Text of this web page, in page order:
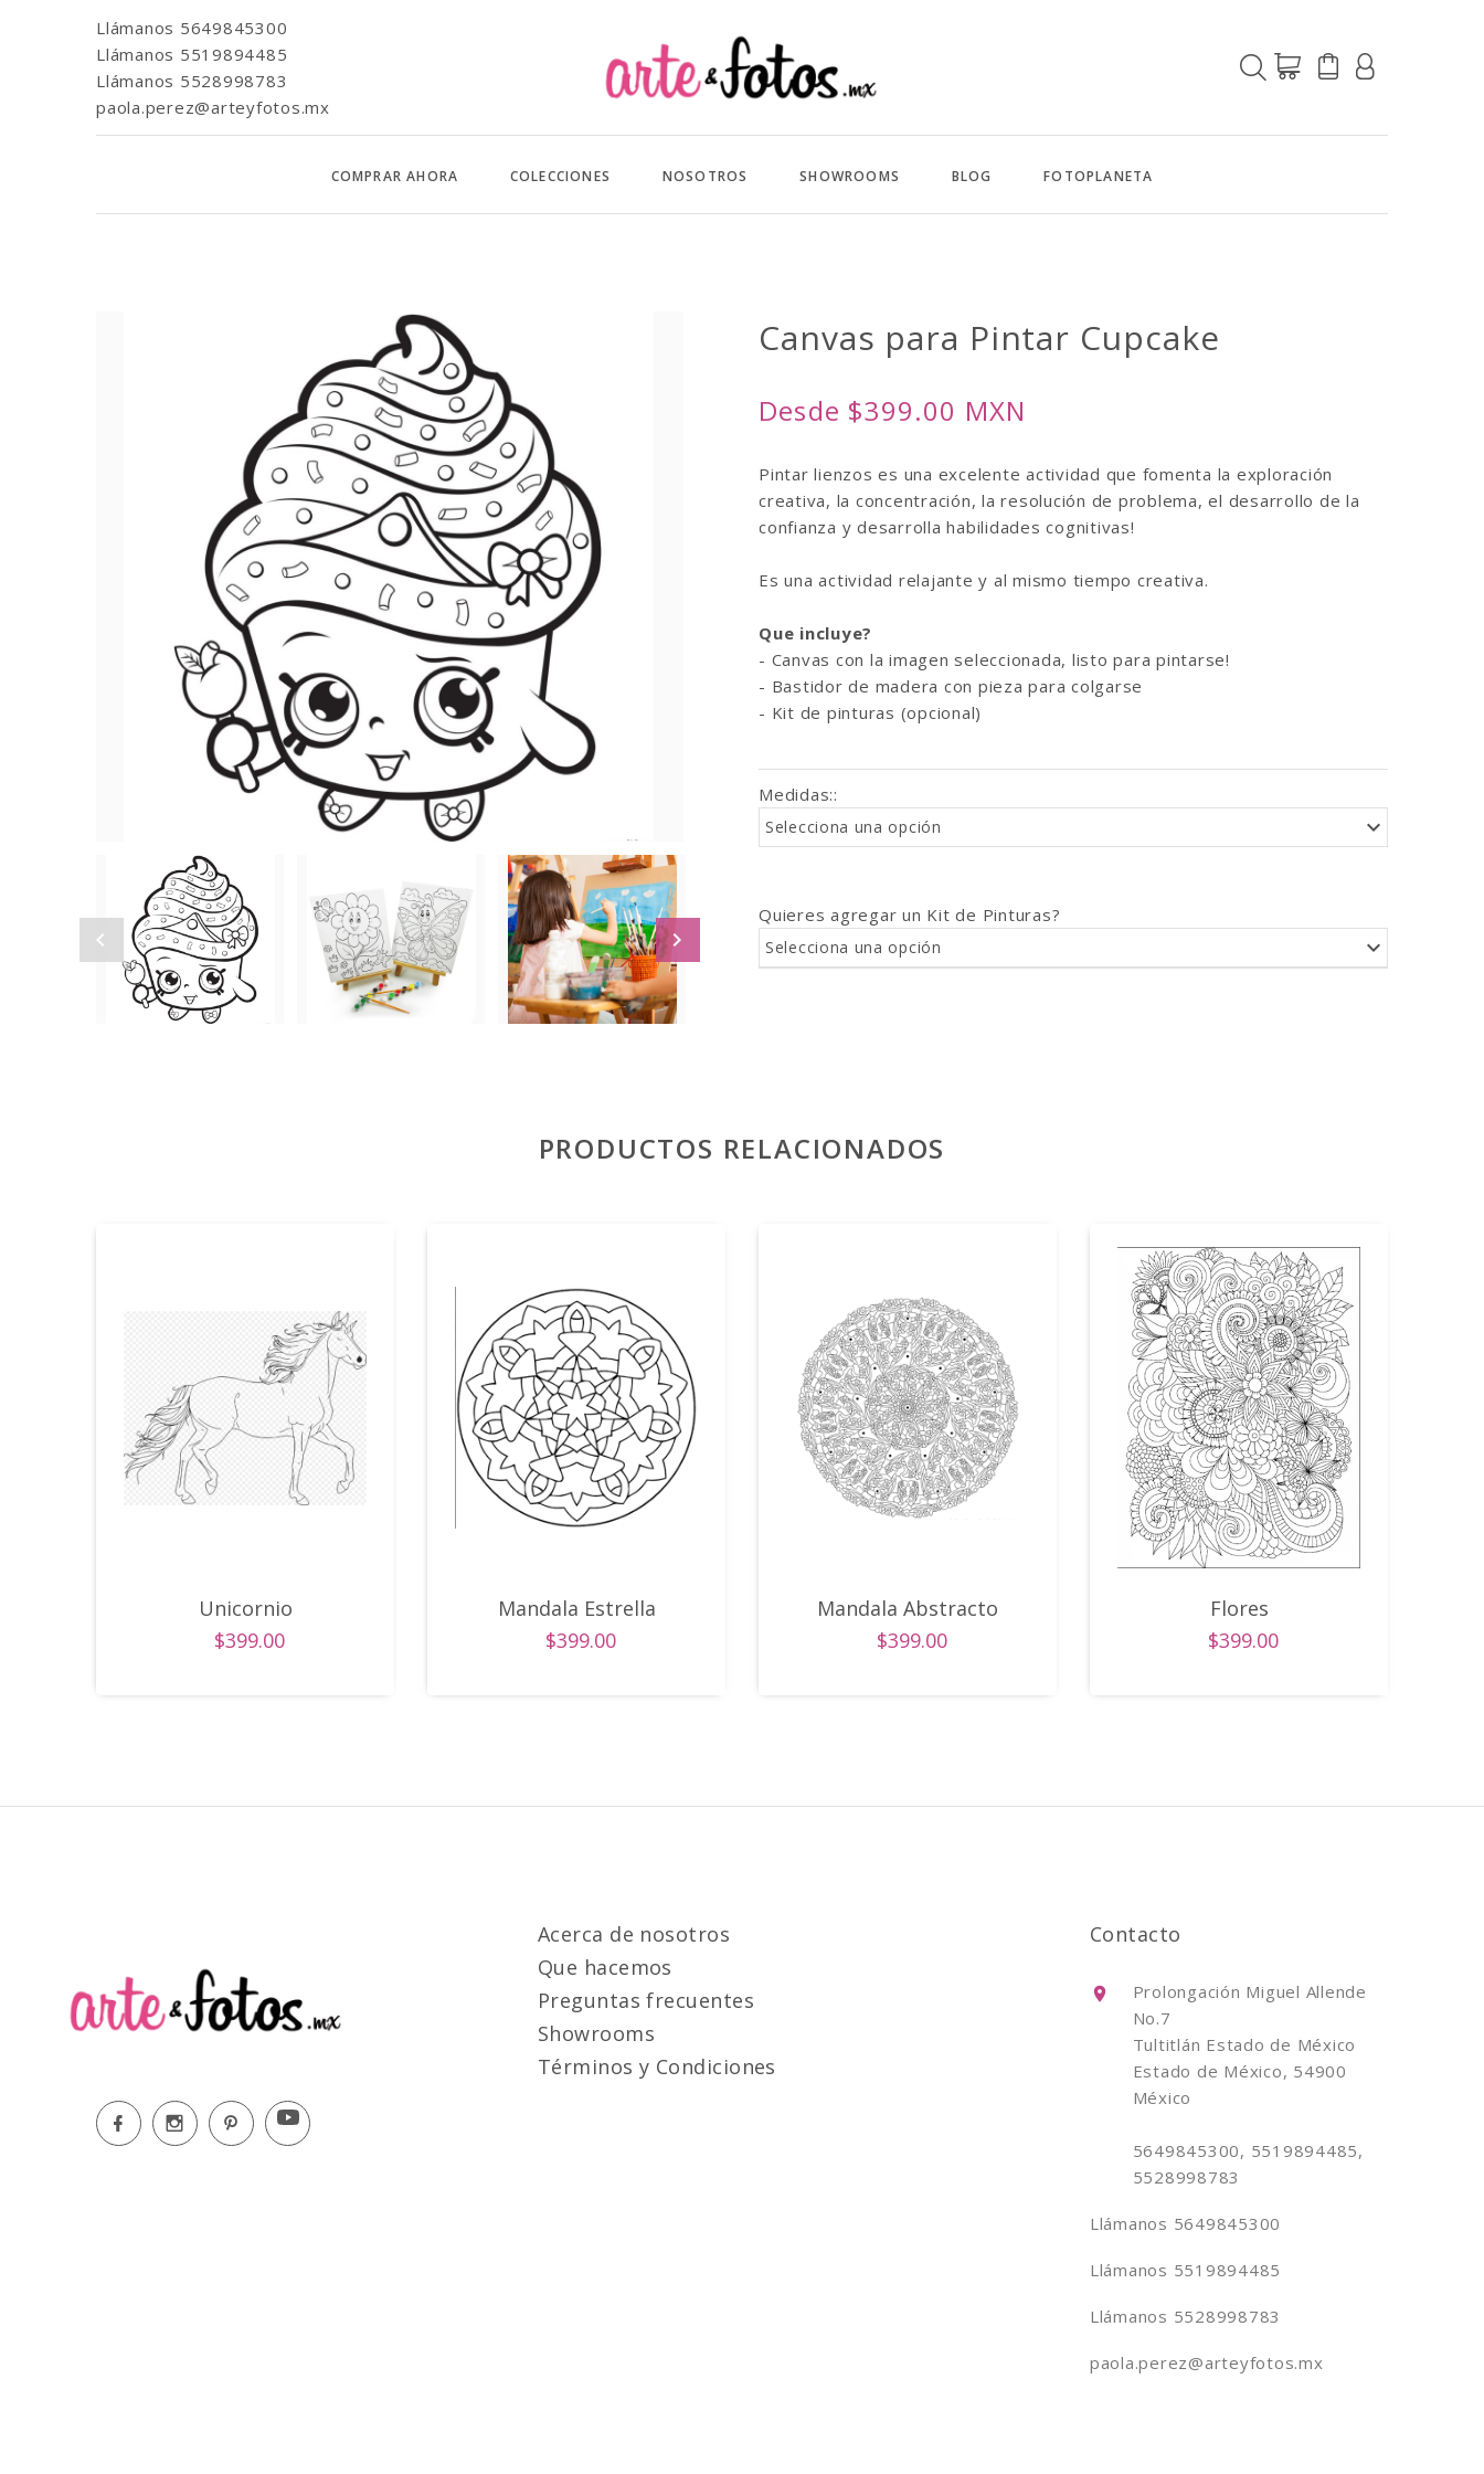
Llámanos 5649845300
Llámanos 5519894485
Llámanos 5528998783
paola.perez@arteyfotos.mx
COMPRAR AHORA COLECCIONES NOSOTROS SHOWROOMS BLOG FOTOPLANETA
Canvas para Pintar Cupcake
Desde $399.00 MXN
Pintar lienzos es una excelente actividad que fomenta la exploración
creativa, la concentración, la resolución de problema, el desarrollo de la
confianza y desarrolla habilidades cognitivas!
Es una actividad relajante y al mismo tiempo creativa.
Que incluye?
- Canvas con la imagen seleccionada, listo para pintarse!
- Bastidor de madera con pieza para colgarse
- Kit de pinturas (opcional)
Medidas::
Selecciona una opción
Quieres agregar un Kit de Pinturas?
Selecciona una opción
PRODUCTOS RELACIONADOS
Unicornio
$399.00
Mandala Estrella
$399.00
Mandala Abstracto
$399.00
Flores
$399.00
Acerca de nosotros
Que hacemos
Preguntas frecuentes
Showrooms
Términos y Condiciones
Contacto
Prolongación Miguel Allende
No.7
Tultitlán Estado de México
Estado de México, 54900
México
5649845300, 5519894485,
5528998783
Llámanos 5649845300
Llámanos 5519894485
Llámanos 5528998783
paola.perez@arteyfotos.mx